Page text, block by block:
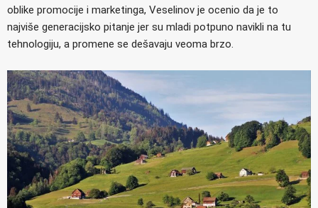
oblike promocije i marketinga, Veselinov je ocenio da je to
najviše generacijsko pitanje jer su mladi potpuno navikli na tu
tehnologiju, a promene se dešavaju veoma brzo.